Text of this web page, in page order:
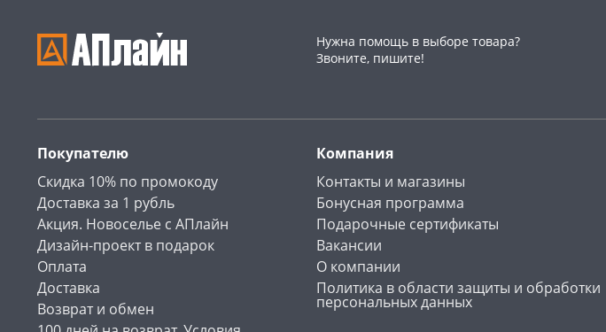
Нужна помощь в выборе товара?
Звоните, пишите!
Покупателю
Скидка 10% по промокоду
Доставка за 1 рубль
Акция. Новоселье с АПлайн
Дизайн-проект в подарок
Оплата
Доставка
Возврат и обмен
Компания
Контакты и магазины
Бонусная программа
Подарочные сертификаты
Вакансии
О компании
Политика в области защиты и обработки
персональных данных